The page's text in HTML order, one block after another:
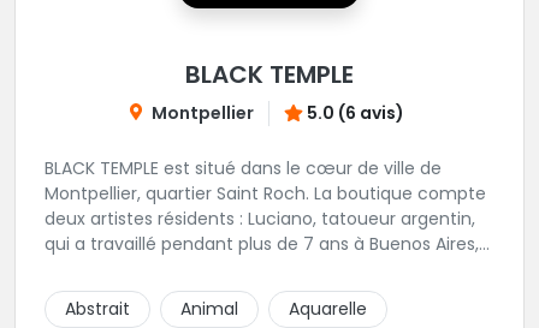
BLACK TEMPLE
Montpellier 5.0 (6 avis)
BLACK TEMPLE est situé dans le cœur de ville de
Montpellier, quartier Saint Roch. La boutique compte
deux artistes résidents : Luciano, tatoueur argentin,
qui a travaillé pendant plus de 7 ans à Buenos Aires,
qui a travaillé dans plusieurs boutiques de la ville
avant de rejoindre notre équipe. La boutique
Abstrait Animal
Aquarelle